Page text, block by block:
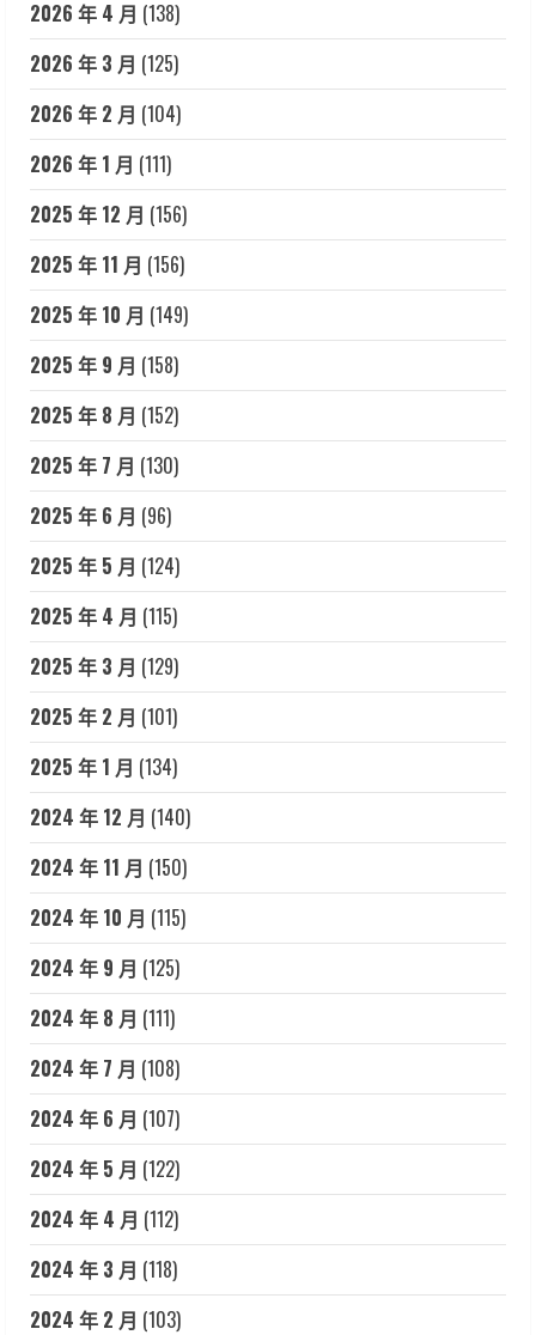
2026 年 4 月 (138)
2026 年 3 月 (125)
2026 年 2 月 (104)
2026 年 1 月 (111)
2025 年 12 月 (156)
2025 年 11 月 (156)
2025 年 10 月 (149)
2025 年 9 月 (158)
2025 年 8 月 (152)
2025 年 7 月 (130)
2025 年 6 月 (96)
2025 年 5 月 (124)
2025 年 4 月 (115)
2025 年 3 月 (129)
2025 年 2 月 (101)
2025 年 1 月 (134)
2024 年 12 月 (140)
2024 年 11 月 (150)
2024 年 10 月 (115)
2024 年 9 月 (125)
2024 年 8 月 (111)
2024 年 7 月 (108)
2024 年 6 月 (107)
2024 年 5 月 (122)
2024 年 4 月 (112)
2024 年 3 月 (118)
2024 年 2 月 (103)